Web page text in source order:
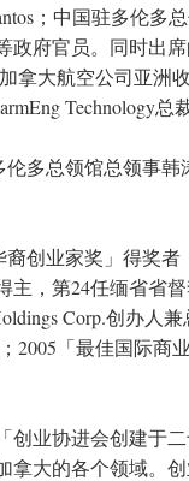
；中国驻多伦多
政府官员。同时出
拿大航空公司亚洲
Technology总
多总领馆总领事
创业家奖」得奖
主，第24任缅省省
Corp.创办人
2005「最佳国际商
创业协进会创建于
拿大的各个领域。